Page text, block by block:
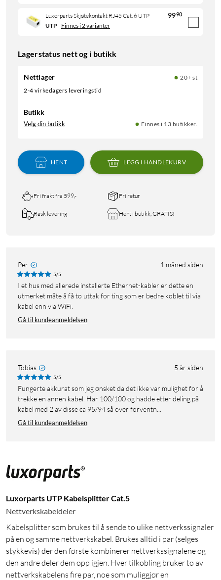
Luxorparts Skjøtekontakt RJ45 Cat. 6 UTP 9990
UTP Finnes i 2 varianter
Lagerstatus nett og i butikk
Nettlager
20+ st
2-4 virkedagers leveringstid
Butikk
Velg din butikk Finnes i 13 butikker.
HENT LEGG I HANDLEKURV
Fri frakt fra 599,- Fri retur
Rask levering Hent i butikk, GRATIS!
Per 1 måned siden
5/5
I et hus med allerede installerte Ethernet-kabler er dette en
utmerket måte å få to uttak for ting som er bedre koblet til via
kabel enn via WiFi.
Gå til kundeanmeldelsen
Tobias 5 år siden
5/5
Fungerte akkurat som jeg ønsket da det ikke var mulighet for å
trekke en annen kabel. Har 100/100 og hadde etter deling på
kabel med 2 av disse ca 95/94 så over forventn...
Gå til kundeanmeldelsen
Luxorparts UTP Kabelsplitter Cat.5
Nettverkskabeldeler
Kabelsplitter som brukes til å sende to ulike nettverkssignaler
på en og samme nettverkskabel. Brukes alltid i par (selges
stykkevis) der den første kombinerer nettverkssignalene og
den andre deler dem opp igjen. Hver tilkobling bruker to av
nettverkskabelens fire par, noe som muliggjør en